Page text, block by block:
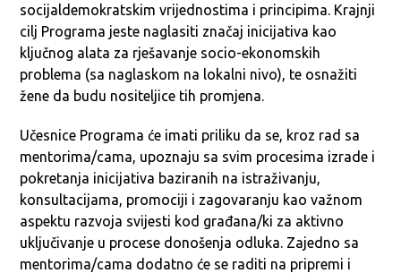
socijaldemokratskim vrijednostima i principima. Krajnji
cilj Programa jeste naglasiti značaj inicijativa kao
ključnog alata za rješavanje socio-ekonomskih
problema (sa naglaskom na lokalni nivo), te osnažiti
žene da budu nositeljice tih promjena.
Učesnice Programa će imati priliku da se, kroz rad sa
mentorima/cama, upoznaju sa svim procesima izrade i
pokretanja inicijativa baziranih na istraživanju,
konsultacijama, promociji i zagovaranju kao važnom
aspektu razvoja svijesti kod građana/ki za aktivno
uključivanje u procese donošenja odluka. Zajedno sa
mentorima/cama dodatno će se raditi na pripremi i